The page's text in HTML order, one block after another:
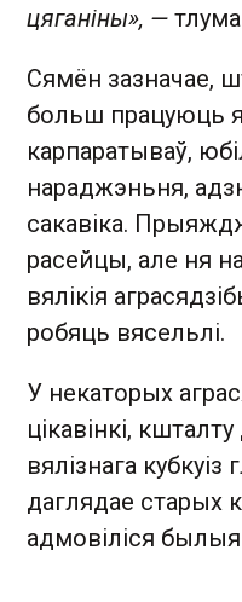
цяганіны», —
Сямён зазначае,
больш працуюць
карпаратываў,
нараджэньня,
сакавіка.
расейцы, але ня
вялікія
робяць вясельлі.
У некаторых
цікавінкі,
вялізнага кубкуіз
даглядае старых
адмовіліся